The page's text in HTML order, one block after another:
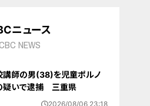
ニュース
NEWS
講師の男(38)を児童ポルノ
疑いで逮捕 三重県
2026/08/06 23:18